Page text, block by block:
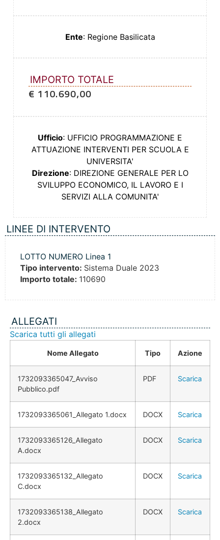
Ente: Regione Basilicata
IMPORTO TOTALE
€ 110.690,00
Ufficio: UFFICIO PROGRAMMAZIONE E
ATTUAZIONE INTERVENTI PER SCUOLA E
UNIVERSITA'
Direzione: DIREZIONE GENERALE PER LO
SVILUPPO ECONOMICO, IL LAVORO E I
SERVIZI ALLA COMUNITA'
LINEE DI INTERVENTO
LOTTO NUMERO Linea 1
Tipo intervento: Sistema Duale 2023
Importo totale: 110690
ALLEGATI
Scarica tutti gli allegati
Nome Allegato Tipo Azione
1732093365047_Avviso
Pubblico.pdf
PDF Scarica
1732093365061_Allegato 1.docx DOCX Scarica
1732093365126_Allegato
A.docx
DOCX Scarica
1732093365132_Allegato
C.docx
DOCX Scarica
1732093365138_Allegato
2.docx
DOCX Scarica